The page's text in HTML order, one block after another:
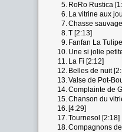
5. RoRo Rustica
6. La vitrine aux
7.Chasse
8.T [2:13]
9. Fanfan La
10. Une si jolie
11. La Fi [2:12]
12. Belles de nuit
13.Valse de Pot-
14.Complainte de
15.Chanson du
16. [4:29]
17.Tournesol [2:18]
18.Compagnons